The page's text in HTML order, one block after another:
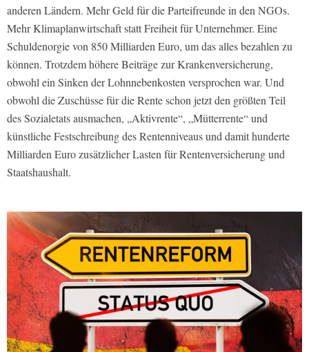
anderen Ländern. Mehr Geld für die Parteifreunde in den NGOs.
Mehr Klimaplanwirtschaft statt Freiheit für Unternehmer. Eine
Schuldenorgie von 850 Milliarden Euro, um das alles bezahlen zu
können. Trotzdem höhere Beiträge zur Krankenversicherung,
obwohl ein Sinken der Lohnnebenkosten versprochen war. Und
obwohl die Zuschüsse für die Rente schon jetzt den größten Teil
des Sozialetats ausmachen, „Aktivrente“, „Mütterrente“ und
künstliche Festschreibung des Rentenniveaus und damit hunderte
Milliarden Euro zusätzlicher Lasten für Rentenversicherung und
Staatshaushalt.